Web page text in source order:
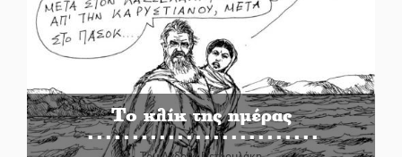
Το κλίκ της ημέρας